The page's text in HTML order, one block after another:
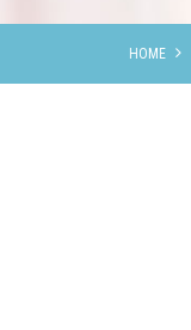
HOME